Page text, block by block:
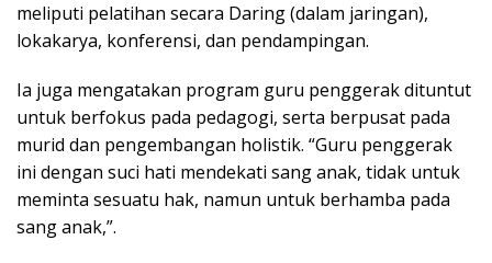
meliputi pelatihan secara Daring (dalam jaringan),
lokakarya, konferensi, dan pendampingan.
Ia juga mengatakan program guru penggerak dituntut
untuk berfokus pada pedagogi, serta berpusat pada
murid dan pengembangan holistik. “Guru penggerak
ini dengan suci hati mendekati sang anak, tidak untuk
meminta sesuatu hak, namun untuk berhamba pada
sang anak,”.